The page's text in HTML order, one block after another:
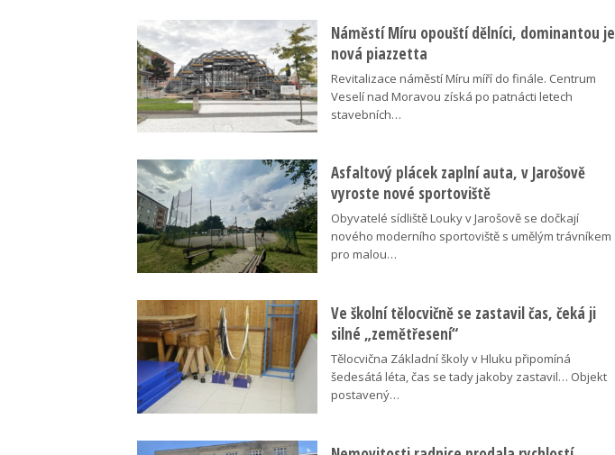
Náměstí Míru opouští dělníci, dominantou je
nová piazzetta
Revitalizace náměstí Míru míří do finále. Centrum
Veselí nad Moravou získá po patnácti letech
stavebních…
Asfaltový plácek zaplní auta, v Jarošově
vyroste nové sportoviště
Obyvatelé sídliště Louky v Jarošově se dočkají
nového moderního sportoviště s umělým trávníkem
pro malou…
Ve školní tělocvičně se zastavil čas, čeká ji
silné „zemětřesení“
Tělocvična Základní školy v Hluku připomíná
šedesátá léta, čas se tady jakoby zastavil… Objekt
postavený…